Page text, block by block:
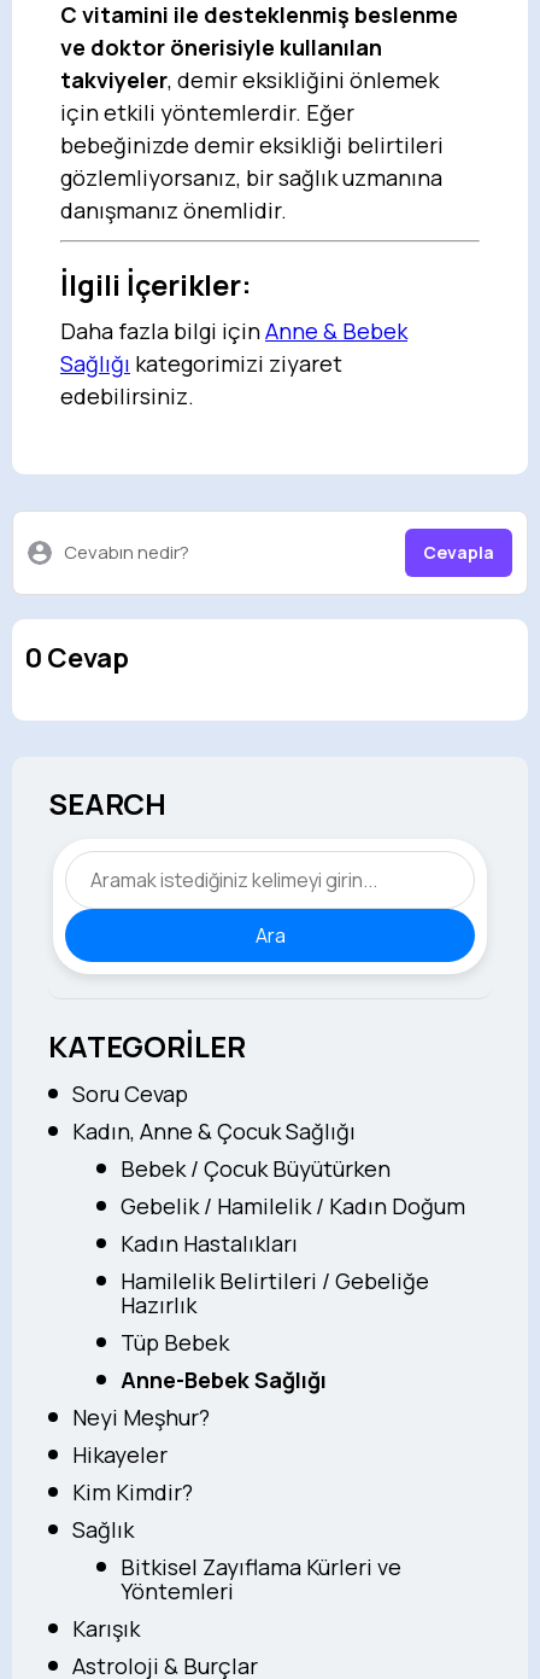
C vitamini ile desteklenmiş beslenme
ve doktor önerisiyle kullanılan
takviyeler, demir eksikliğini önlemek
için etkili yöntemlerdir. Eğer
bebeğinizde demir eksikliği belirtileri
gözlemliyorsanız, bir sağlık uzmanına
danışmanız önemlidir.
İlgili İçerikler:
Daha fazla bilgi içinAnne & Bebek
Sağlığı kategorimizi ziyaret
edebilirsiniz.
Cevabın nedir? Cevapla
0 Cevap
SEARCH
Ara
KATEGORİLER
Soru Cevap
Kadın, Anne & Çocuk Sağlığı
Bebek / Çocuk Büyütürken
Gebelik / Hamilelik / Kadın Doğum
Kadın Hastalıkları
Hamilelik Belirtileri / Gebeliğe
Hazırlık
Tüp Bebek
Anne-Bebek Sağlığı
Neyi Meşhur?
Hikayeler
Kim Kimdir?
Sağlık
Bitkisel Zayıflama Kürleri ve
Yöntemleri
Karışık
Astroloji & Burçlar